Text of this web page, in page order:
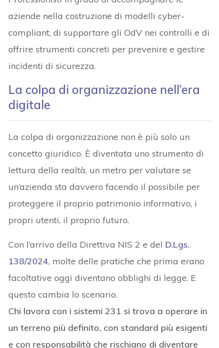
aziende nella costruzione di modelli cyber-
compliant, di supportare gli OdV nei controlli e di
offrire strumenti concreti per prevenire e gestire
incidenti di sicurezza.
La colpa di organizzazione nell’era
digitale
La colpa di organizzazione non è più solo un
concetto giuridico. È diventata uno strumento di
lettura della realtà, un metro per valutare se
un’azienda sta davvero facendo il possibile per
proteggere il proprio patrimonio informativo, i
propri utenti, il proprio futuro.
Con l’arrivo della Direttiva NIS 2 e del D.Lgs.
138/2024, molte delle pratiche che prima erano
facoltative oggi diventano obblighi di legge. E
questo cambia lo scenario.
Chi lavora con i sistemi 231 si trova a operare in
un terreno più definito, con standard più esigenti
e con responsabilità che rischiano di diventare